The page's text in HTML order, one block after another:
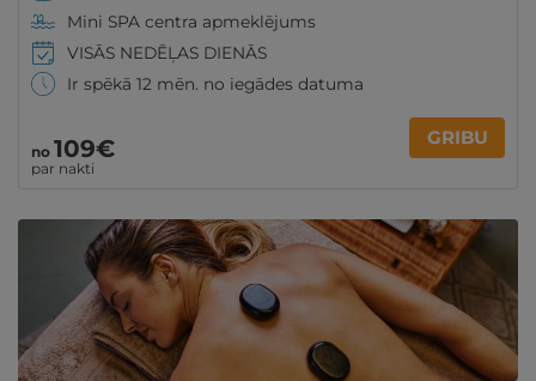
Mini SPA centra apmeklējums
VISĀS NEDĒĻAS DIENĀS
Ir spēkā 12 mēn. no iegādes datuma
no 109€
par nakti
GRIBU